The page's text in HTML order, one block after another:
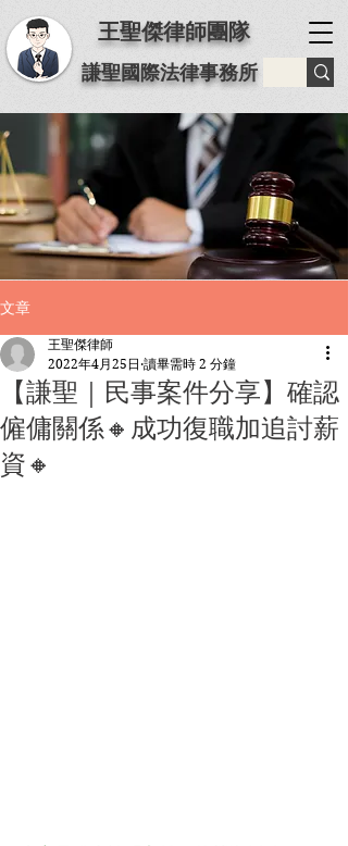
王聖傑律師團隊
謙聖國際法律事務所
文章
【謙聖｜民事案件分享】️確認
僱傭關係🔸成功復職加追討薪
資🔸
王聖傑律師
2022年4月25日 讀畢需時 2 分鐘